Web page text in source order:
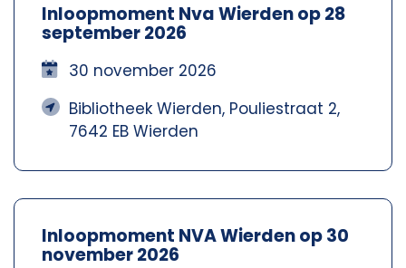
Inloopmoment Nva Wierden op 28
september 2026
30 november 2026
Bibliotheek Wierden, Pouliestraat 2,
7642 EB Wierden
Inloopmoment NVA Wierden op 30
november 2026